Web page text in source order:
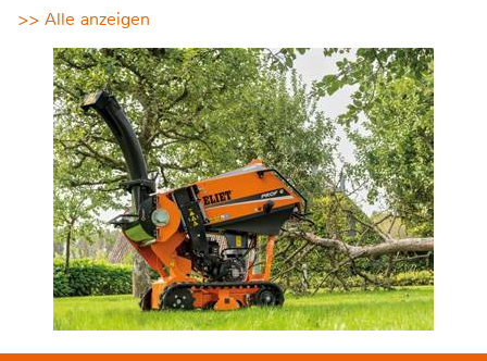
>> Alle anzeigen